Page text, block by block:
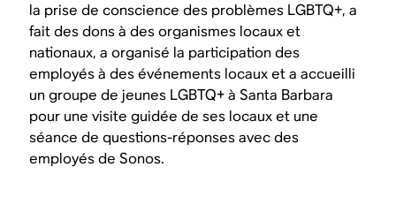
la prise de conscience des problèmes LGBTQ+, a
fait des dons à des organismes locaux et
nationaux, a organisé la participation des
employés à des événements locaux et a accueilli
un groupe de jeunes LGBTQ+ à Santa Barbara
pour une visite guidée de ses locaux et une
séance de questions-réponses avec des
employés de Sonos.